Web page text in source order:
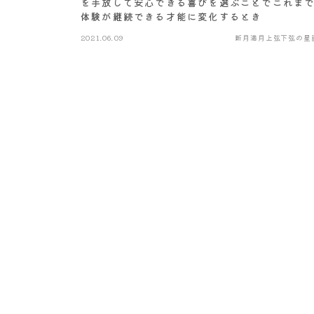
体験が継続できる才能に変化するとき
2021.06.09 新月満月上弦下弦の星